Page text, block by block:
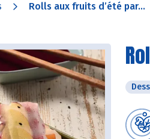
Rolls aux fruits d’été par...